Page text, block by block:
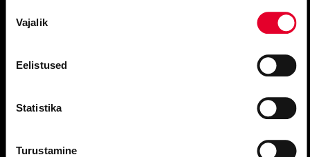
valik
Vajalik
Eelistused
Statistika
Turustamine
E–R 10.00
Estonia kassa avatud
P 11.00–15.00